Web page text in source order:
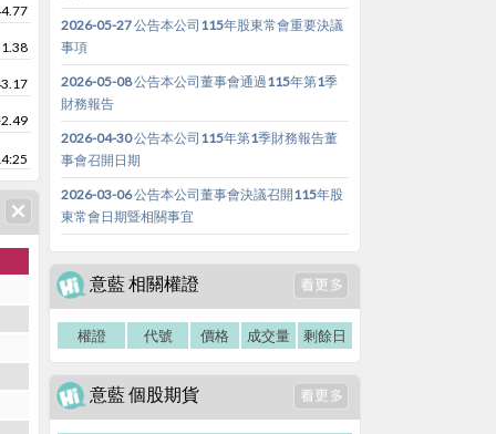
2026-05-27 公告本公司115年股東常會重要決議
事項
2026-05-08 公告本公司董事會通過115年第1季
財務報告
2026-04-30 公告本公司115年第1季財務報告董
事會召開日期
2026-03-06 公告本公司董事會決議召開115年股
東常會日期暨相關事宜
意藍 相關權證
權證 代號 價格 成交量 剩餘日
意藍 個股期貨